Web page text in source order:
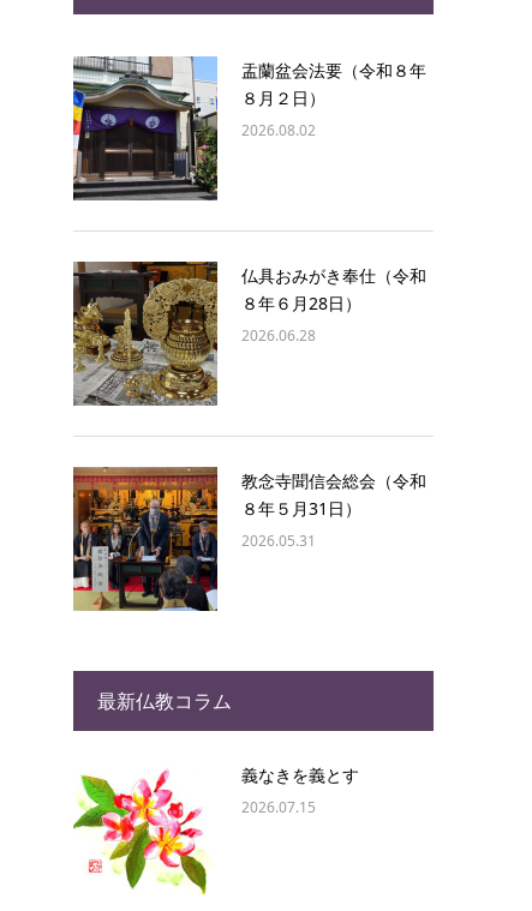
盂蘭盆会法要（令和８年
８月２日）
2026.08.02
仏具おみがき奉仕（令和
８年６月28日）
2026.06.28
教念寺聞信会総会（令和
８年５月31日）
2026.05.31
最新仏教コラム
義なきを義とす
2026.07.15